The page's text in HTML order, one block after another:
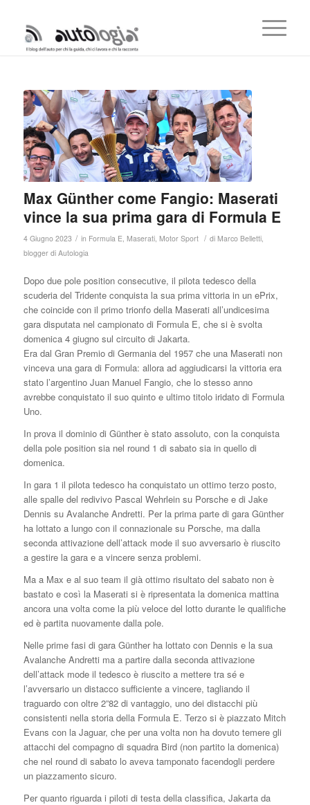
Max Günther come Fangio: Maserati
vince la sua prima gara di Formula E
4 Giugno 2023 / in Formula E, Maserati, Motor Sport / di Marco Belletti,
blogger di Autologia
Dopo due pole position consecutive, il pilota tedesco della
scuderia del Tridente conquista la sua prima vittoria in un ePrix,
che coincide con il primo trionfo della Maserati all’undicesima
gara disputata nel campionato di Formula E, che si è svolta
domenica 4 giugno sul circuito di Jakarta.
Era dal Gran Premio di Germania del 1957 che una Maserati non
vinceva una gara di Formula: allora ad aggiudicarsi la vittoria era
stato l’argentino Juan Manuel Fangio, che lo stesso anno
avrebbe conquistato il suo quinto e ultimo titolo iridato di Formula
Uno.
In prova il dominio di Günther è stato assoluto, con la conquista
della pole position sia nel round 1 di sabato sia in quello di
domenica.
In gara 1 il pilota tedesco ha conquistato un ottimo terzo posto,
alle spalle del redivivo Pascal Wehrlein su Porsche e di Jake
Dennis su Avalanche Andretti. Per la prima parte di gara Günther
ha lottato a lungo con il connazionale su Porsche, ma dalla
seconda attivazione dell’attack mode il suo avversario è riuscito
a gestire la gara e a vincere senza problemi.
Ma a Max e al suo team il già ottimo risultato del sabato non è
bastato e così la Maserati si è ripresentata la domenica mattina
ancora una volta come la più veloce del lotto durante le qualifiche
ed è partita nuovamente dalla pole.
Nelle prime fasi di gara Günther ha lottato con Dennis e la sua
Avalanche Andretti ma a partire dalla seconda attivazione
dell’attack mode il tedesco è riuscito a mettere tra sé e
l’avversario un distacco sufficiente a vincere, tagliando il
traguardo con oltre 2”82 di vantaggio, uno dei distacchi più
consistenti nella storia della Formula E. Terzo si è piazzato Mitch
Evans con la Jaguar, che per una volta non ha dovuto temere gli
attacchi del compagno di squadra Bird (non partito la domenica)
che nel round di sabato lo aveva tamponato facendogli perdere
un piazzamento sicuro.
Per quanto riguarda i piloti di testa della classifica, Jakarta da